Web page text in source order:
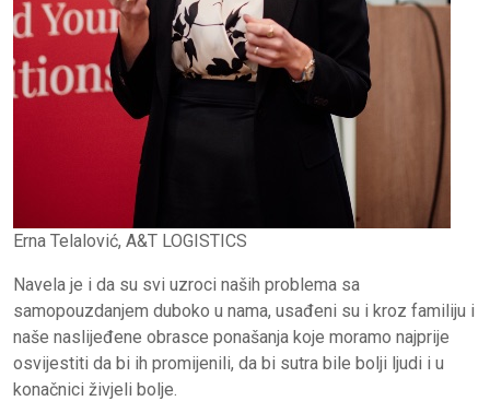
Erna Telalović, A&T LOGISTICS
Navela je i da su svi uzroci naših problema sa
samopouzdanjem duboko u nama, usađeni su i kroz familiju i
naše naslijeđene obrasce ponašanja koje moramo najprije
osvijestiti da bi ih promijenili, da bi sutra bile bolji ljudi i u
konačnici živjeli bolje.